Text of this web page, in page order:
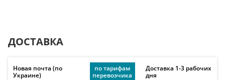
ДОСТАВКА
Новая почта (по
Украине)
по тарифам
перевозчика
Доставка 1-3 рабочих
дня